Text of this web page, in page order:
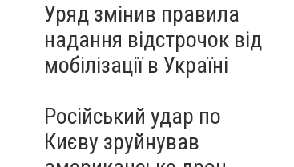
Уряд змінив правила
надання відстрочок від
мобілізації в Україні
Російський удар по
Києву зруйнував